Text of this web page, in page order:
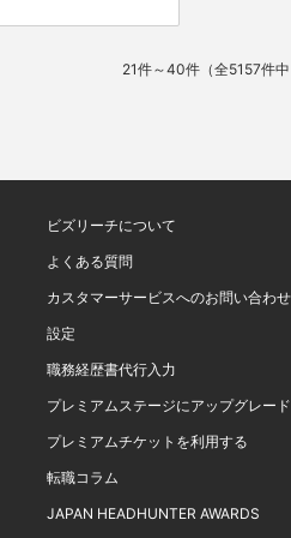
21件～40件（全5157件
ビズリーチについて
よくある質問
カスタマーサービスへのお問い合わせ
設定
職務経歴書代行入力
プレミアムステージにアップグレード
プレミアムチケットを利用する
転職コラム
JAPAN HEADHUNTER AWARDS